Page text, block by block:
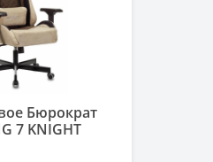
Бюрократ
7 KNIGHT